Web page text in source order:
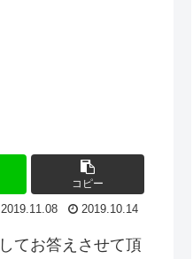
コピー
2019.11.08 2019.10.14
てお答えさせて頂